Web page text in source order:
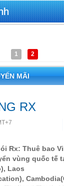
1 2
MÃI
RX
Rx: Thuê bao
vùng quốc tế
Laos